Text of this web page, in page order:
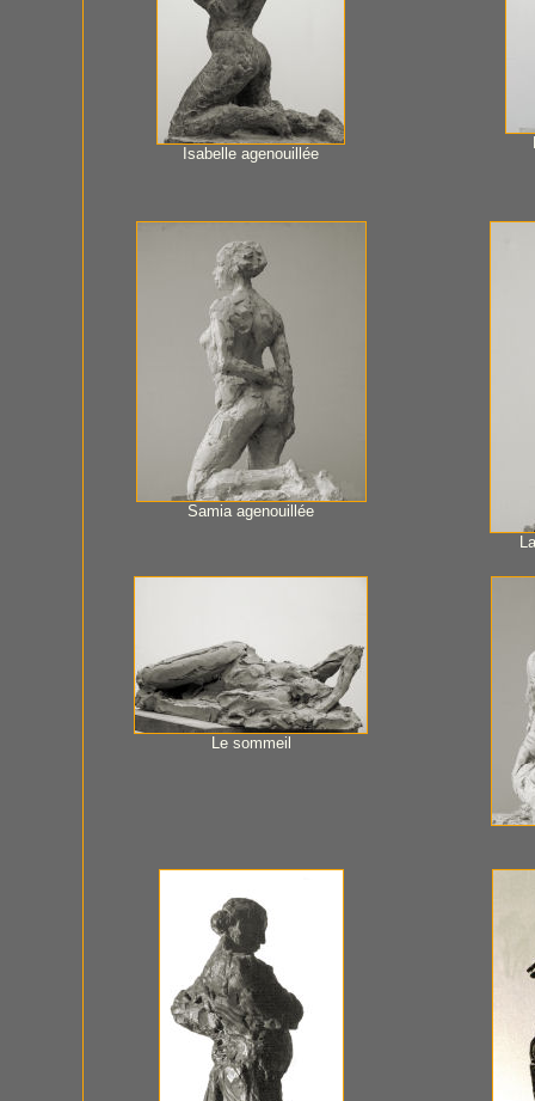
Isabelle agenouillée
Samia agenouillée
Le sommeil